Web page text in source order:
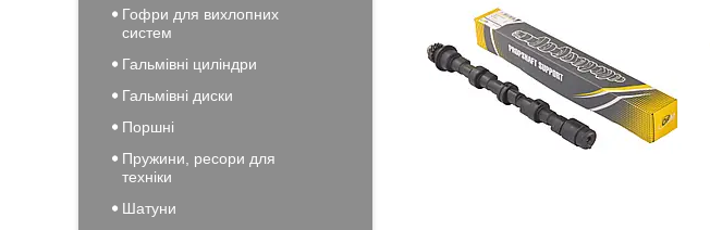
Гофри для вихлопних
систем
Гальмівні циліндри
Гальмівні диски
Поршні
Пружини, ресори для
техніки
Шатуни